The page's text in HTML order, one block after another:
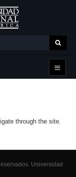
through the site.
Universidad